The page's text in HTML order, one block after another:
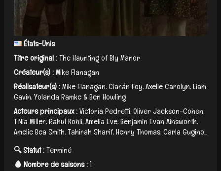
États-Unis
Titre original :The Haunting of Bly Manor
Créateur(s) :Mike Flanagan
Réalisateur(s) :Mike Flanagan, Ciarán Foy, Axelle Carolyn, Liam
Gavin, Yolanda Ramke & Ben Howling
Acteurs principaux :Victoria Pedretti, Oliver Jackson-Cohen,
T'Nia Miller, Rahul Kohli, Amelia Eve, Benjamin Evan Ainsworth,
Amelie Bea Smith, Tahirah Sharif, Henry Thomas, Carla Gugino...
🔍 Statut :Terminé
🩸 Nombre de saisons :1